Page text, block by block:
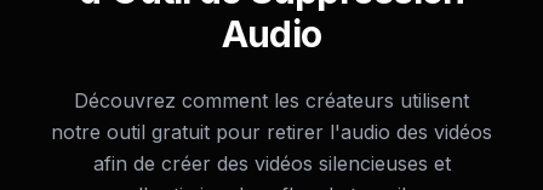
Audio
Découvrez comment les créateurs utilisent
notre outil gratuit pour retirer l'audio des vidéos
afin de créer des vidéos silencieuses et